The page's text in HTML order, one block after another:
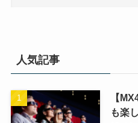
人気記事
【
も楽